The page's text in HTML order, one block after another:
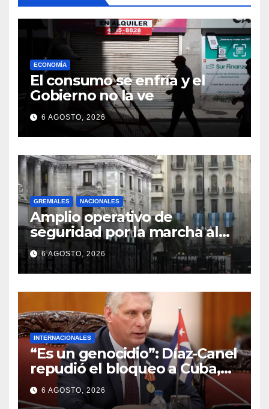
ECONOMÍA
El consumo se enfría y el
Gobierno no la ve
6 AGOSTO, 2026
GREMIALES NACIONALES
Amplio operativo de
seguridad por la marcha al
Congreso: el mapa de los
cortes y desvíos
6 AGOSTO, 2026
INTERNACIONALES
“Es un genocidio”: Díaz-Canel
repudió el bloqueo a Cuba,
apuntó a Trump y reclamó
condenas internacionales
6 AGOSTO, 2026